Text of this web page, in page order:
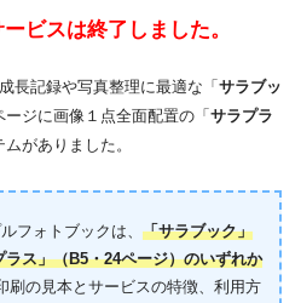
ビスは終了しました。
長記録や写真整理に最適な「 サラブッ
ジに画像１点全面配置の「 サラプラ
がありました。
フォトブックは、 「サラブック」
ス」（B5・24ページ）のいずれか
刷の見本とサービスの特徴、利用方